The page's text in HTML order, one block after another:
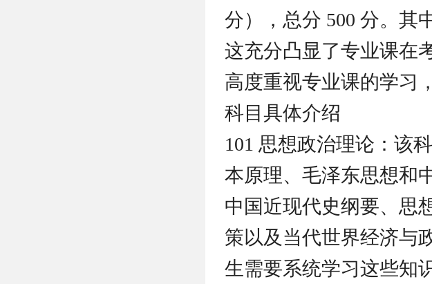
分），总分 500 分。其
这充分凸显了专业课在
高度重视专业课的学习
科目具体介绍
101 思想政治理论：该
本原理、毛泽东思想和
中国近现代史纲要、思
策以及当代世界经济与
生需要系统学习这些知